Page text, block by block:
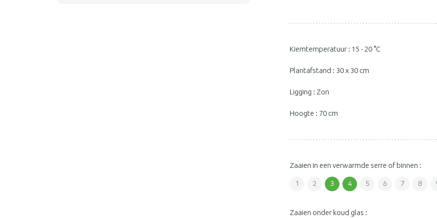
Kiemtemperatuur : 15 - 20 °C
Plantafstand : 30 x 30 cm
Ligging : Zon
Hoogte : 70 cm
Zaaien in een verwarmde serre of binnen :
1 2 3 4 5 6 7 8
Zaaien onder koud glas :